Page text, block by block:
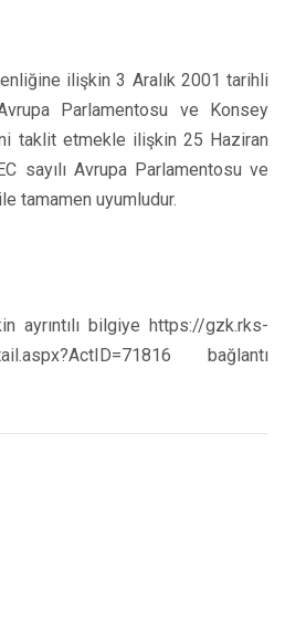
ilişkin 3 Aralık 2001 tarihli
Parlamentosu ve Konsey
taklit etmekle ilişkin 25 Haziran
sayılı Avrupa Parlamentosu ve
tamamen uyumludur.
ayrıntılı bilgiye https://gzk.rks-
bağlantı